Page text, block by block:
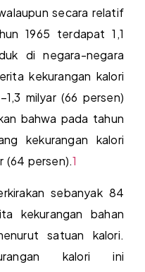
secara relatif
1965 terdapat 1,1
di negara-negara
kekurangan kalori
milyar (66 persen)
bahwa pada tahun
kekurangan kalori
(64 persen).1
sebanyak 84
kekurangan bahan
satuan kalori.
kalori ini